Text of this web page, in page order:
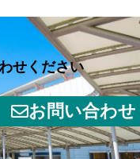
せください
お問い合わせ